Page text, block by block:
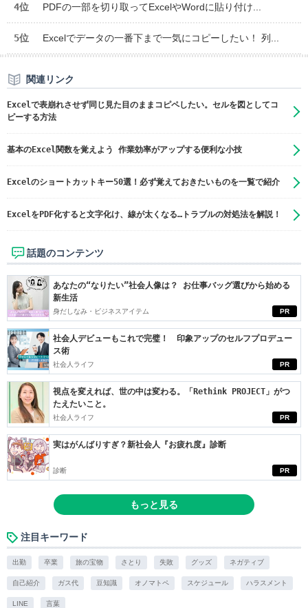
4位 PDFの一部を切り取ってExcelやWordに貼り付け...
5位 Excelでデータの一番下まで一気にコピーしたい！ 列...
関連リンク
Excelで表崩れさせず同じ見た目のままコピペしたい。セルを図としてコ
ピーする方法
基本のExcel関数を覚えよう 作業効率がアップする便利な小技
Excelのショートカットキー50選！必ず覚えておきたいものを一覧で紹介
ExcelをPDF化すると文字化け、線が太くなる…トラブルの対処法を解説！
話題のコンテンツ
PR
あなたの“なりたい”社会人像は？ お仕事バッグ選びから始める
新生活
身だしなみ・ビジネスアイテム
PR
社会人デビューもこれで完璧！ 印象アップのセルフプロデュー
ス術
社会人ライフ
PR
視点を変えれば、世の中は変わる。「Rethink PROJECT」がつ
たえたいこと。
社会人ライフ
PR
実はがんばりすぎ？新社会人『お疲れ度』診断
診断
もっと見る
注目キーワード
出勤 卒業 旅の宝物 さとり 失敗 グッズ ネガティブ
自己紹介 ガス代 豆知識 オノマトペ スケジュール ハラスメント
LINE 言葉